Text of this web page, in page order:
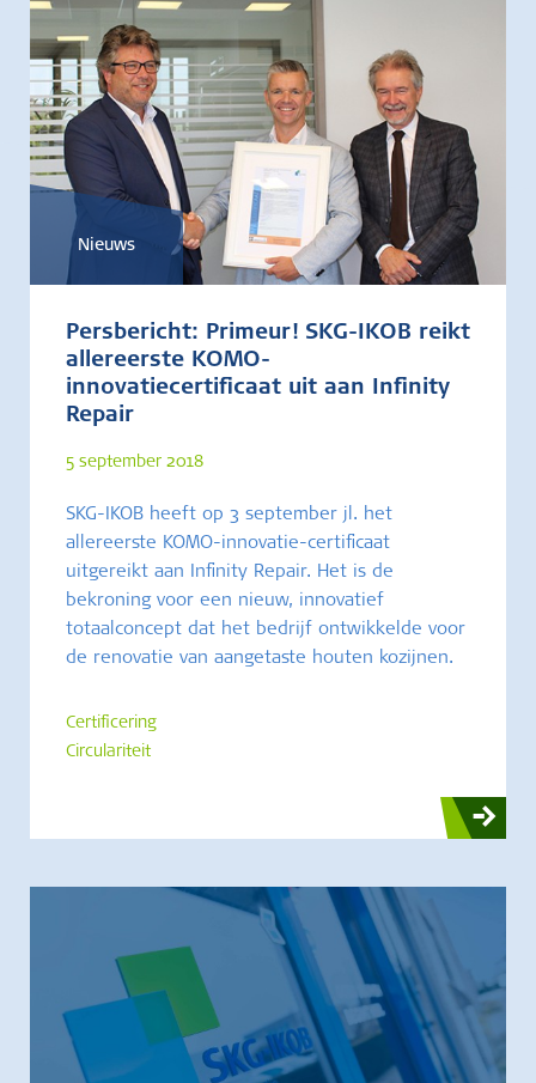
Nieuws
Persbericht: Primeur! SKG-IKOB reikt
allereerste KOMO-
innovatiecertificaat uit aan Infinity
Repair
5 september 2018
SKG-IKOB heeft op 3 september jl. het
allereerste KOMO-innovatie-certificaat
uitgereikt aan Infinity Repair. Het is de
bekroning voor een nieuw, innovatief
totaalconcept dat het bedrijf ontwikkelde voor
de renovatie van aangetaste houten kozijnen.
Certificering
Circulariteit